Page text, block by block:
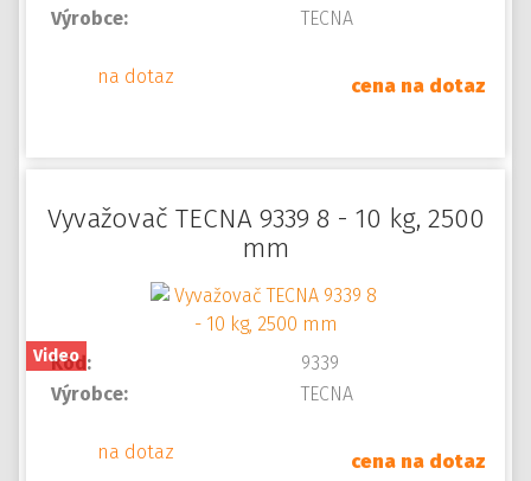
Výrobce:
TECNA
na dotaz cena na dotaz
Vyvažovač TECNA 9339 8 - 10 kg, 2500
mm
Video
Kód:
9339
Výrobce:
TECNA
na dotaz cena na dotaz